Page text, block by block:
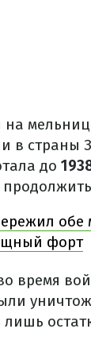
на
в страны
до
обе
форт
время